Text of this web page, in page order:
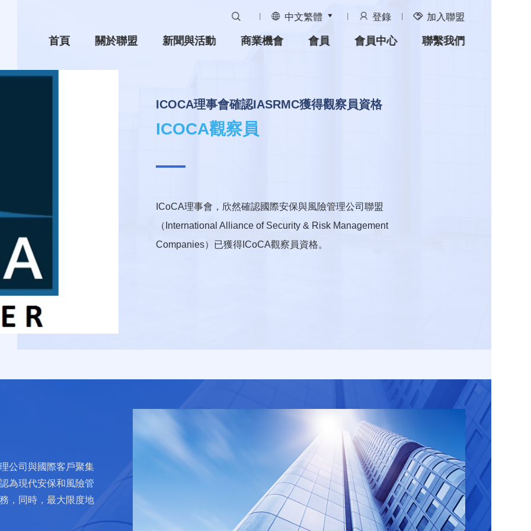
首頁 關於聯盟 新聞與活動 商業機會 會員 會員中心 聯繫我們
中文繁體 登錄 加入聯盟
ICOCA理事會確認IASRMC獲得觀察員資格
ICOCA觀察員
ICoCA理事會，欣然確認國際安保與風險管理公司聯盟
（International Alliance of Security & Risk Management
Companies）已獲得ICoCA觀察員資格。
公司與國際客戶聚集
為現代安保和風險管
，同時，最大限度地